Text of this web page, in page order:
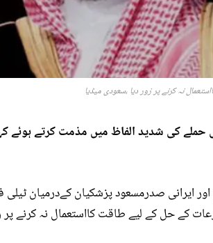
نہ کرنے پر زور دیا ،سعودی میڈیا
کی شدید الفاظ میں مذمت کرتے ہوئے
ایرانی صدرمسعود پزشکیان کےدرمیان ٹیلی
کے حل کے لیے طاقت کااستعمال نہ کرنے پر